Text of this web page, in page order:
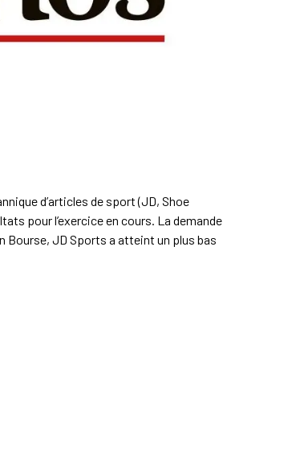
d’articles de sport (JD, Shoe
pour l’exercice en cours. La demande
Bourse, JD Sports a atteint un plus bas